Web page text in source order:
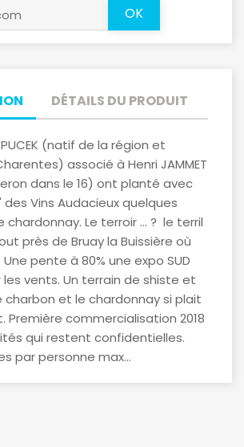
OK
DÉTAILS DU PRODUIT
PUCEK (natif de la région et
associé à Henri JAMMET
dans le 16) ont planté avec
Vins Audacieux quelques
chardonnay. Le terroir ... ? le terril
près de Bruay la Buissière où
pente à 80% une expo SUD
vents. Un terrain de shiste et
charbon et le chardonnay si plait
commercialisation 2018
qui restent confidentielles.
par personne max...